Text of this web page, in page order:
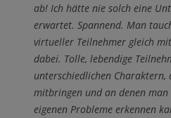
ab! Ich hätte nie solch eine
erwartet. Spannend. Man
virtueller Teilnehmer gleich
dabei. Tolle, lebendige
unterschiedlichen
mitbringen und an denen
eigenen Probleme erkennen